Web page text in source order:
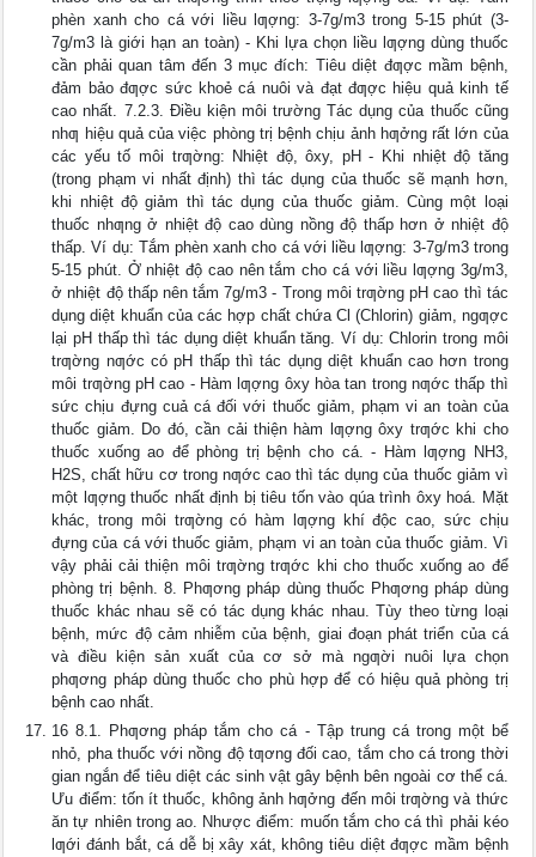
phèn xanh cho cá với liều lƣợng: 3-7g/m3 trong 5-15 phút (3-
7g/m3 là giới hạn an toàn) - Khi lựa chọn liều lƣợng dùng thuốc
cần phải quan tâm đến 3 mục đích: Tiêu diệt đƣợc mầm bệnh,
đảm bảo đƣợc sức khoẻ cá nuôi và đạt đƣợc hiệu quả kinh tế
cao nhất. 7.2.3. Điều kiện môi trường Tác dụng của thuốc cũng
nhƣ hiệu quả của việc phòng trị bệnh chịu ảnh hƣởng rất lớn của
các yếu tố môi trƣờng: Nhiệt độ, ôxy, pH - Khi nhiệt độ tăng
(trong phạm vi nhất định) thì tác dụng của thuốc sẽ mạnh hơn,
khi nhiệt độ giảm thì tác dụng của thuốc giảm. Cùng một loại
thuốc nhƣng ở nhiệt độ cao dùng nồng độ thấp hơn ở nhiệt độ
thấp. Ví dụ: Tắm phèn xanh cho cá với liều lƣợng: 3-7g/m3 trong
5-15 phút. Ở nhiệt độ cao nên tắm cho cá với liều lƣợng 3g/m3,
ở nhiệt độ thấp nên tắm 7g/m3 - Trong môi trƣờng pH cao thì tác
dụng diệt khuẩn của các hợp chất chứa Cl (Chlorin) giảm, ngƣợc
lại pH thấp thì tác dụng diệt khuẩn tăng. Ví dụ: Chlorin trong môi
trƣờng nƣớc có pH thấp thì tác dụng diệt khuẩn cao hơn trong
môi trƣờng pH cao - Hàm lƣợng ôxy hòa tan trong nƣớc thấp thì
sức chịu đựng cuả cá đối với thuốc giảm, phạm vi an toàn của
thuốc giảm. Do đó, cần cải thiện hàm lƣợng ôxy trƣớc khi cho
thuốc xuống ao để phòng trị bệnh cho cá. - Hàm lƣợng NH3,
H2S, chất hữu cơ trong nƣớc cao thì tác dụng của thuốc giảm vì
một lƣợng thuốc nhất định bị tiêu tốn vào qúa trình ôxy hoá. Mặt
khác, trong môi trƣờng có hàm lƣợng khí độc cao, sức chịu
đựng của cá với thuốc giảm, phạm vi an toàn của thuốc giảm. Vì
vậy phải cải thiện môi trƣờng trƣớc khi cho thuốc xuống ao để
phòng trị bệnh. 8. Phƣơng pháp dùng thuốc Phƣơng pháp dùng
thuốc khác nhau sẽ có tác dụng khác nhau. Tùy theo từng loại
bệnh, mức độ cảm nhiễm của bệnh, giai đoạn phát triển của cá
và điều kiện sản xuất của cơ sở mà ngƣời nuôi lựa chọn
phƣơng pháp dùng thuốc cho phù hợp để có hiệu quả phòng trị
bệnh cao nhất.
16 8.1. Phƣơng pháp tắm cho cá - Tập trung cá trong một bể
nhỏ, pha thuốc với nồng độ tƣơng đối cao, tắm cho cá trong thời
gian ngắn để tiêu diệt các sinh vật gây bệnh bên ngoài cơ thể cá.
Ưu điểm: tốn ít thuốc, không ảnh hƣởng đến môi trƣờng và thức
ăn tự nhiên trong ao. Nhược điểm: muốn tắm cho cá thì phải kéo
lƣới đánh bắt, cá dễ bị xây xát, không tiêu diệt đƣợc mầm bệnh